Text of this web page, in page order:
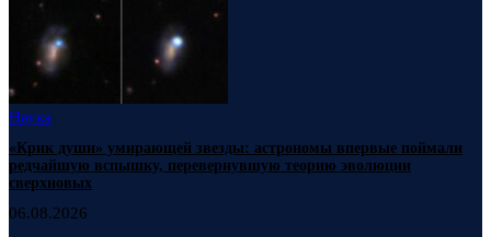
Наука
«Крик души» умирающей звезды: астрономы впервые поймали
редчайшую вспышку, перевернувшую теорию эволюции
сверхновых
06.08.2026